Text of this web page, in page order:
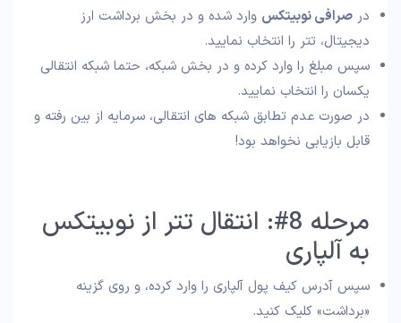
در صرافی نوبیتکس وارد شده و در بخش برداشت ارز
دیجیتال، تتر را انتخاب نمایید.
سپس مبلغ را وارد کرده و در بخش شبکه، حتما شبکه انتقالی
یکسان را انتخاب نمایید.
در صورت عدم تطابق شبکه های انتقالی، سرمایه از بین رفته و
قابل بازیابی نخواهد بود!
مرحله 8#: انتقال تتر از نوبیتکس
به آلپاری
سپس آدرس کیف پول آلپاری را وارد کرده، و روی گزینه
«برداشت» کلیک کنید.